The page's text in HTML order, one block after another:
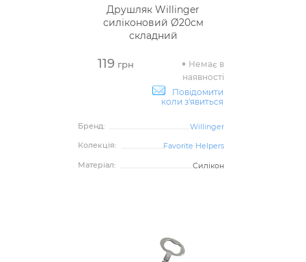
Друшляк Willinger
силіконовий Ø20см
складний
119грн
Немає в
наявності
Повідомити
коли з'явиться
Бренд:
Willinger
Колекція:
Favorite Helpers
Матеріал:
Силікон